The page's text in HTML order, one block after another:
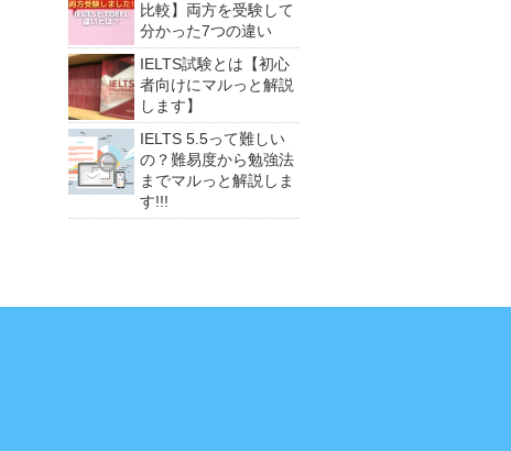
比較】両方を受験して
分かった7つの違い
IELTS試験とは【初心
者向けにマルっと解説
します】
IELTS 5.5って難しい
の？難易度から勉強法
までマルっと解説しま
す!!!